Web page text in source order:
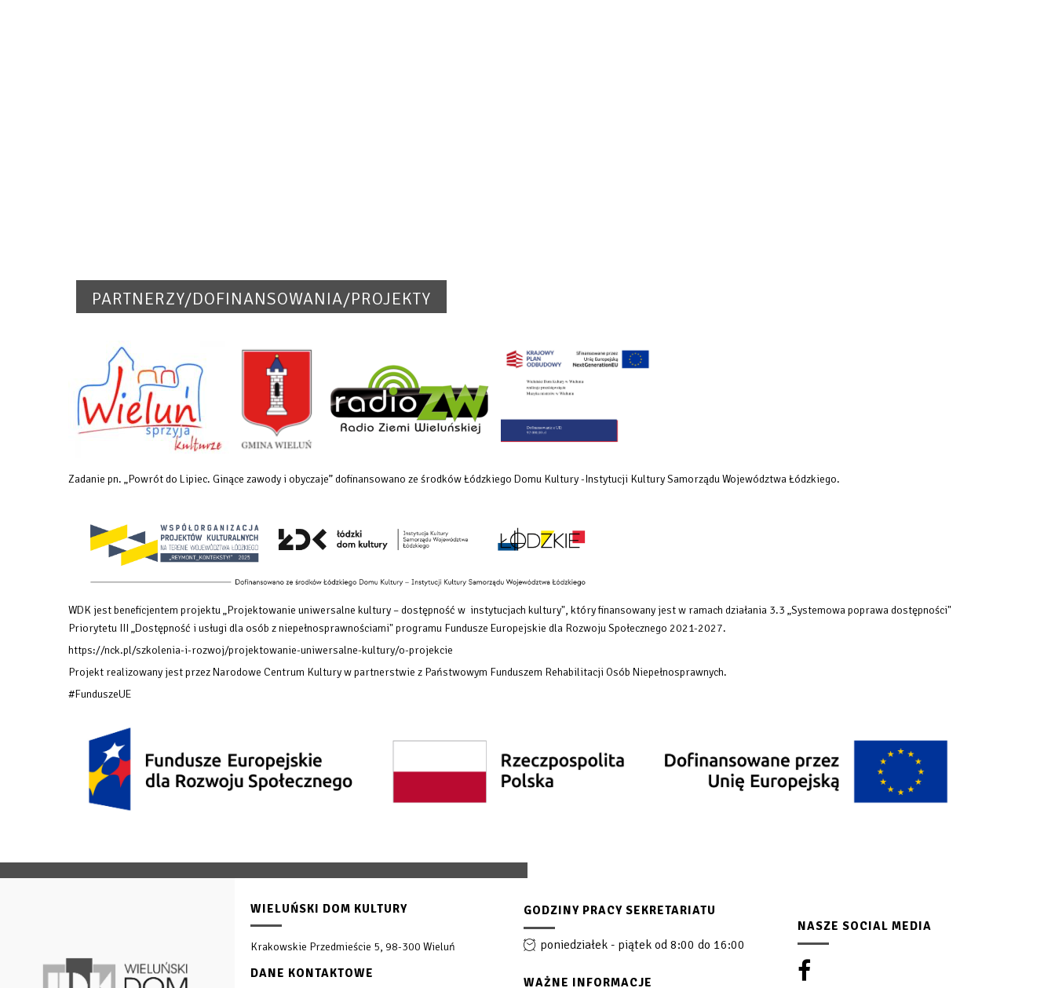
PARTNERZY/DOFINANSOWANIA/PROJEKTY
Zadanie pn. „Powrót do Lipiec. Ginące zawody i obyczaje” dofinansowano ze środków Łódzkiego Domu Kultury -Instytucji Kultury Samorządu Województwa Łódzkiego.
WDK jest beneficjentem projektu „Projektowanie uniwersalne kultury – dostępność w instytucjach kultury", który finansowany jest w ramach działania 3.3 „Systemowa poprawa dostępności"
Priorytetu III „Dostępność i usługi dla osób z niepełnosprawnościami" programu Fundusze Europejskie dla Rozwoju Społecznego 2021-2027.
https://nck.pl/szkolenia-i-rozwoj/projektowanie-uniwersalne-kultury/o-projekcie
Projekt realizowany jest przez Narodowe Centrum Kultury w partnerstwie z Państwowym Funduszem Rehabilitacji Osób Niepełnosprawnych.
#FunduszeUE
WIELUŃSKI DOM KULTURY
Krakowskie Przedmieście 5, 98-300 Wieluń
DANE KONTAKTOWE
GODZINY PRACY SEKRETARIATU
poniedziałek - piątek od 8:00 do 16:00
WAŻNE INFORMACJE
NASZE SOCIAL MEDIA